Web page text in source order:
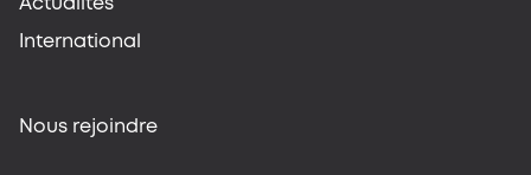
Actualités
International
Nous rejoindre